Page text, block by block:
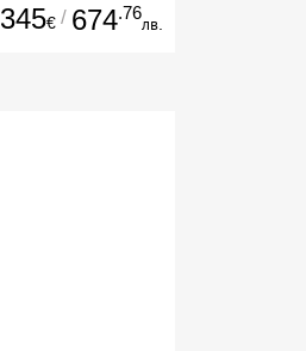
345€ / 674.76
лв.